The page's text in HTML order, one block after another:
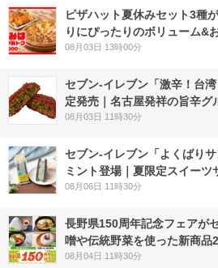
ピザハット夏休みセット3種
りにぴったりのボリューム&
08月03日 13時00分
セブン-イレブン「激辛！台
定発売｜名古屋発祥の旨辛グ
08月03日 11時30分
セブン‐イレブン「よくばり
ミント登場｜夏限定スイーツ
08月06日 11時30分
長野県150周年記念フェア
噌や伝統野菜を使った新商品
08月04日 11時30分